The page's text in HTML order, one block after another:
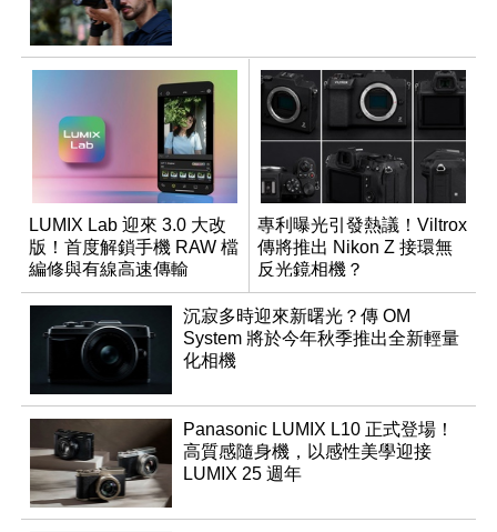
LUMIX Lab 迎來 3.0 大改
版！首度解鎖手機 RAW 檔
編修與有線高速傳輸
專利曝光引發熱議！Viltrox
傳將推出 Nikon Z 接環無
反光鏡相機？
沉寂多時迎來新曙光？傳 OM
System 將於今年秋季推出全新輕量
化相機
Panasonic LUMIX L10 正式登場！
高質感隨身機，以感性美學迎接
LUMIX 25 週年